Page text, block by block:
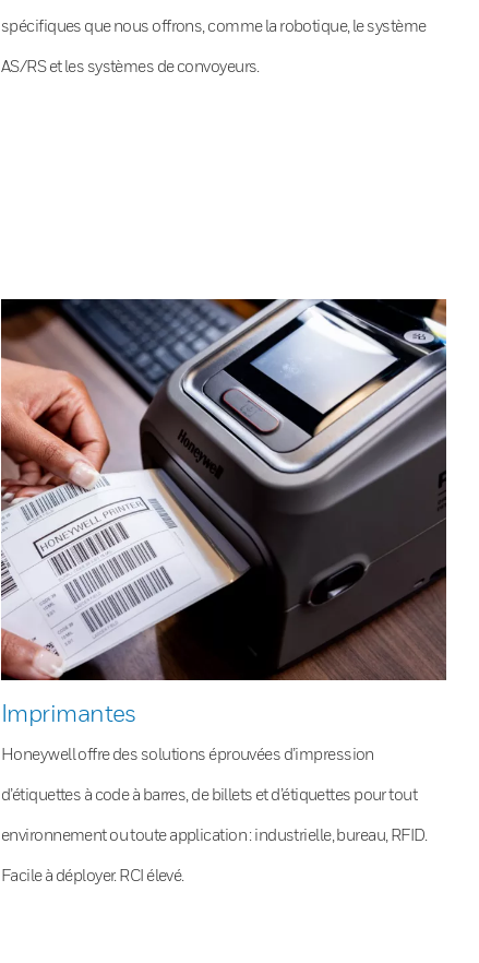
spécifiques que nous offrons, comme la robotique, le système
AS/RS et les systèmes de convoyeurs.
Imprimantes
Honeywell offre des solutions éprouvées d’impression
d’étiquettes à code à barres, de billets et d’étiquettes pour tout
environnement ou toute application : industrielle, bureau, RFID.
Facile à déployer. RCI élevé.